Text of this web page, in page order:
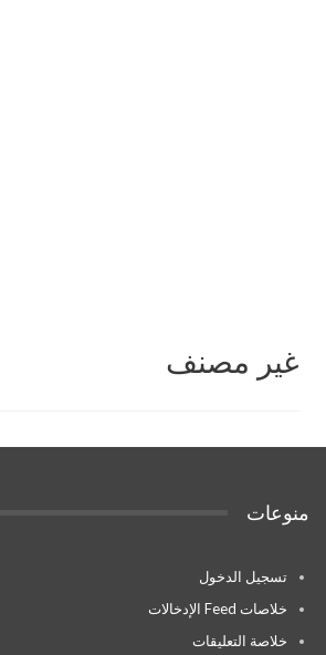
غير مصنف
منوعات
تسجيل الدخول
خلاصات Feed الإدخالات
خلاصة التعليقات